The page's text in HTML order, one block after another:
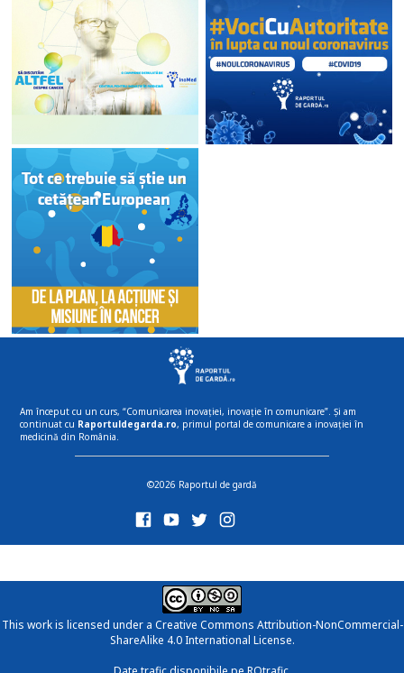
Am început cu un curs, “Comunicarea inovației, inovație în comunicare”. Și am
continuat cu Raportuldegarda.ro, primul portal de comunicare a inovației în
medicină din România.
©2026 Raportul de gardă
This work is licensed under a Creative Commons Attribution-NonCommercial-
ShareAlike 4.0 International License.